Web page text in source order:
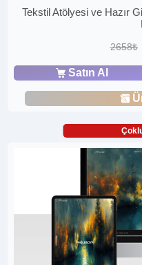
Tekstil Atölyesi ve Hazır
2658₺
Satın Al